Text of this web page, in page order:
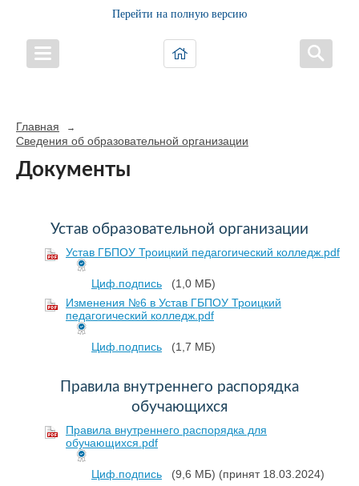
Перейти на полную версию
Главная →
Сведения об образовательной организации
Документы
Устав образовательной организации
Устав ГБПОУ Троицкий педагогический колледж.pdf
Циф.подпись
(1,0 МБ)
Изменения №6 в Устав ГБПОУ Троицкий
педагогический колледж.pdf
Циф.подпись (1,7 МБ)
Правила внутреннего распорядка
обучающихся
Правила внутреннего распорядка для
обучающихся.pdf
Циф.подпись (9,6 МБ) (принят 18.03.2024)